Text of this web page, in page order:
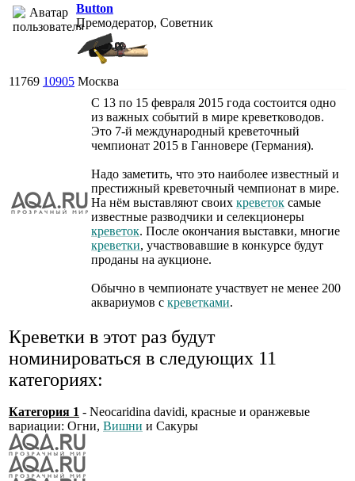
Button
Премодератор, Советник
11769 10905 Москва
С 13 по 15 февраля 2015 года состоится одно
из важных событий в мире креветководов.
Это 7-й международный креветочный
чемпионат 2015 в Ганновере (Германия).
Надо заметить, что это наиболее известный и
престижный креветочный чемпионат в мире.
На нём выставляют своих креветок самые
известные разводчики и селекционеры
креветок. После окончания выставки, многие
креветки, участвовавшие в конкурсе будут
проданы на аукционе.
Обычно в чемпионате участвует не менее 200
аквариумов с креветками.
Креветки в этот раз будут
номинироваться в следующих 11
категориях:
Категория 1 - Neocaridina davidi, красные и оранжевые
вариации: Огни, Вишни и Сакуры